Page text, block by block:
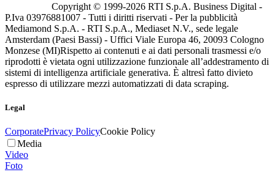
Copyright © 1999-2026 RTI S.p.A. Business Digital -
P.Iva 03976881007 - Tutti i diritti riservati - Per la pubblicità
Mediamond S.p.A. - RTI S.p.A., Mediaset N.V., sede legale
Amsterdam (Paesi Bassi) - Uffici Viale Europa 46, 20093 Cologno
Monzese (MI)Rispetto ai contenuti e ai dati personali trasmessi e/o
riprodotti è vietata ogni utilizzazione funzionale all’addestramento di
sistemi di intelligenza artificiale generativa. È altresì fatto divieto
espresso di utilizzare mezzi automatizzati di data scraping.
Legal
CorporatePrivacy PolicyCookie Policy
Media
Video
Foto